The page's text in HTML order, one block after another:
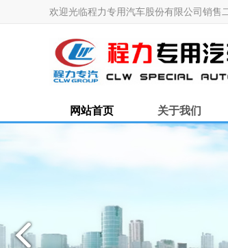
欢迎光临程力专用汽车股份有限公司销售
网站首页 关于我们